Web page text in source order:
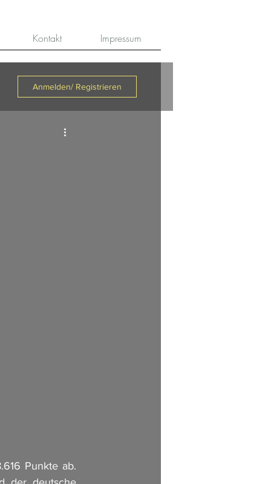
Kontakt Impressum
Anmelden/ Registrieren
Punkte ab.